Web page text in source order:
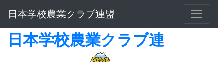
日本学校農業クラブ連盟
日本学校農業クラブ連